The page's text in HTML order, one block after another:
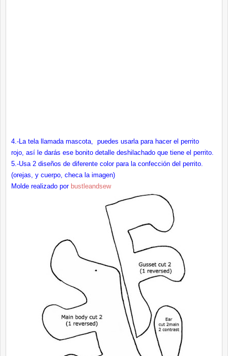
4.-La tela llamada mascota, puedes usarla para hacer el perrito
rojo, así le darás ese bonito detalle deshilachado que tiene el perrito.
5.-Usa 2 diseños de diferente color para la confección del perrito.
(orejas, y cuerpo, checa la imagen)
Molde realizado porbustleandsew